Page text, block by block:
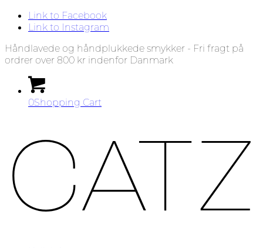
Link to Facebook
Link to Instagram
Håndlavede og håndplukkede smykker - Fri fragt på
ordrer over 800 kr indenfor Danmark
0Shopping Cart